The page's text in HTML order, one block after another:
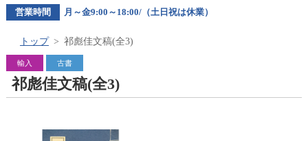
営業時間 月～金9:00～18:00/（土日祝は休業）
トップ 祁彪佳文稿(全3)
輸入 古書
祁彪佳文稿(全3)